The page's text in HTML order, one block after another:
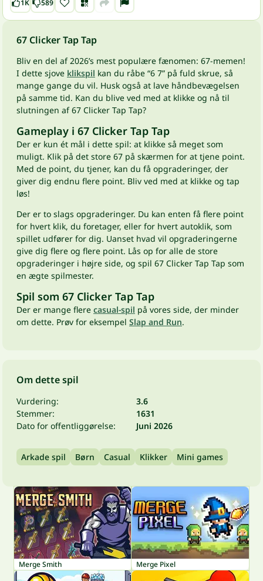
1K 589
67 Clicker Tap Tap
Bliv en del af 2026’s mest populære fænomen: 67-memen!
I dette sjove klikspil kan du råbe “6 7” på fuld skrue, så
mange gange du vil. Husk også at lave håndbevægelsen
på samme tid. Kan du blive ved med at klikke og nå til
slutningen af 67 Clicker Tap Tap?
Gameplay i 67 Clicker Tap Tap
Der er kun ét mål i dette spil: at klikke så meget som
muligt. Klik på det store 67 på skærmen for at tjene point.
Med de point, du tjener, kan du få opgraderinger, der
giver dig endnu flere point. Bliv ved med at klikke og tap
løs!
Der er to slags opgraderinger. Du kan enten få flere point
for hvert klik, du foretager, eller for hvert autoklik, som
spillet udfører for dig. Uanset hvad vil opgraderingerne
give dig flere og flere point. Lås op for alle de store
opgraderinger i højre side, og spil 67 Clicker Tap Tap som
en ægte spilmester.
Spil som 67 Clicker Tap Tap
Der er mange flere casual-spil på vores side, der minder
om dette. Prøv for eksempel Slap and Run.
Om dette spil
Vurdering:
3.6
Stemmer:
1631
Dato for offentliggørelse:
Juni 2026
Arkade spil Børn Casual Klikker Mini games
Merge Smith Merge Pixel